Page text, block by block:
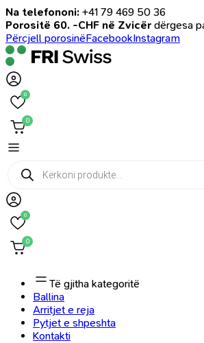
Na telefononi: +41 79 469 50 36
Porositë 60. -CHF në Zvicër dërgesa
Përcjell porosinëFacebookInstagram
0
0
Products
search
0
0
Të gjitha kategoritë
Ballina
Arritjet e reja
Pytjet e shpeshta
Kontakti